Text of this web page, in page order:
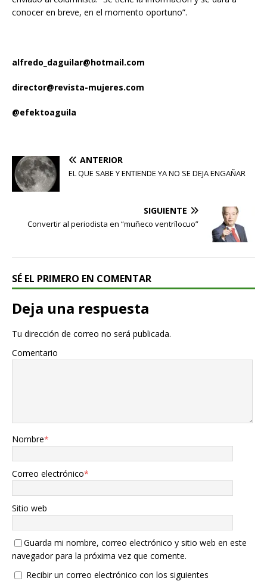
conocer en breve, en el momento oportuno”.
alfredo_daguilar@hotmail.com
director@revista-mujeres.com
@efektoaguila
ANTERIOR
EL QUE SABE Y ENTIENDE YA NO SE DEJA ENGAÑAR
SIGUIENTE
Convertir al periodista en “muñeco ventrílocuo”
SÉ EL PRIMERO EN COMENTAR
Deja una respuesta
Tu dirección de correo no será publicada.
Comentario
Nombre*
Correo electrónico*
Sitio web
Guarda mi nombre, correo electrónico y sitio web en este
navegador para la próxima vez que comente.
Recibir un correo electrónico con los siguientes